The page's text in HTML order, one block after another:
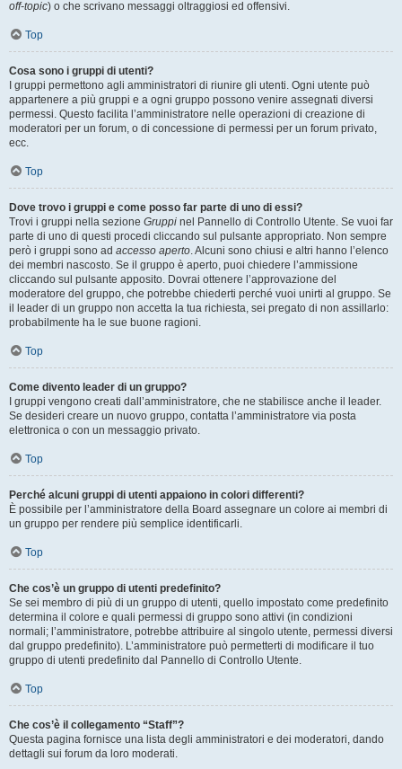
off-topic) o che scrivano messaggi oltraggiosi ed offensivi.
Top
Cosa sono i gruppi di utenti?
I gruppi permettono agli amministratori di riunire gli utenti. Ogni utente può
appartenere a più gruppi e a ogni gruppo possono venire assegnati diversi
permessi. Questo facilita l’amministratore nelle operazioni di creazione di
moderatori per un forum, o di concessione di permessi per un forum privato,
ecc.
Top
Dove trovo i gruppi e come posso far parte di uno di essi?
Trovi i gruppi nella sezione Gruppi nel Pannello di Controllo Utente. Se vuoi far
parte di uno di questi procedi cliccando sul pulsante appropriato. Non sempre
però i gruppi sono ad accesso aperto. Alcuni sono chiusi e altri hanno l’elenco
dei membri nascosto. Se il gruppo è aperto, puoi chiedere l’ammissione
cliccando sul pulsante apposito. Dovrai ottenere l’approvazione del
moderatore del gruppo, che potrebbe chiederti perché vuoi unirti al gruppo. Se
il leader di un gruppo non accetta la tua richiesta, sei pregato di non assillarlo:
probabilmente ha le sue buone ragioni.
Top
Come divento leader di un gruppo?
I gruppi vengono creati dall’amministratore, che ne stabilisce anche il leader.
Se desideri creare un nuovo gruppo, contatta l’amministratore via posta
elettronica o con un messaggio privato.
Top
Perché alcuni gruppi di utenti appaiono in colori differenti?
È possibile per l’amministratore della Board assegnare un colore ai membri di
un gruppo per rendere più semplice identificarli.
Top
Che cos’è un gruppo di utenti predefinito?
Se sei membro di più di un gruppo di utenti, quello impostato come predefinito
determina il colore e quali permessi di gruppo sono attivi (in condizioni
normali; l’amministratore, potrebbe attribuire al singolo utente, permessi diversi
dal gruppo predefinito). L’amministratore può permetterti di modificare il tuo
gruppo di utenti predefinito dal Pannello di Controllo Utente.
Top
Che cos’è il collegamento “Staff”?
Questa pagina fornisce una lista degli amministratori e dei moderatori, dando
dettagli sui forum da loro moderati.